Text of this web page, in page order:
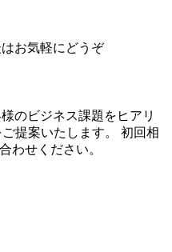
お気軽にどうぞ
のビジネス課題をヒアリ
提案いたします。 初回相
わせください。